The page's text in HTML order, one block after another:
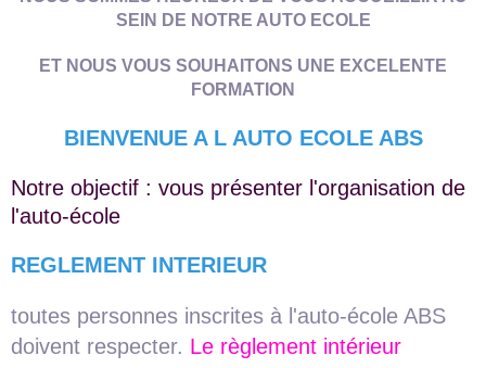
SEIN DE NOTRE AUTO ECOLE
ET NOUS VOUS SOUHAITONS UNE EXCELENTE
FORMATION
BIENVENUE A L AUTO ECOLE ABS
Notre objectif : vous présenter l'organisation de
l'auto-école
REGLEMENT INTERIEUR
toutes personnes inscrites à l'auto-école ABS
doivent respecter. Le règlement intérieur